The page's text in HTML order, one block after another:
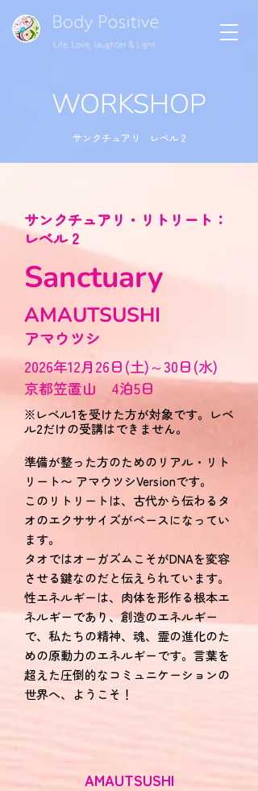
WORKSHOP
サンクチュアリ レベル 2
サンクチュアリ・リトリート：
レベル 2
Sanctuary
AMAUTSUSHI
アマウツシ
2026年12月26日(土)～30日(水)
京都笠置山 4泊5日
※レベル1を受けた方が対象です。レベ
ル2だけの受講はできません。
準備が整った方のためのリアル・リト
リート〜 アマウツシVersionです。
このリトリートは、古代から伝わるタ
オのエクササイズがベースになってい
ます。
タオではオーガズムこそがDNAを変容
させる鍵なのだと伝えられています。
性エネルギーは、肉体を形作る根本エ
ネルギーであり、創造のエネルギー
で、私たちの精神、魂、霊の進化のた
めの原動力のエネルギーです。​言葉を
超えた圧倒的なコミュニケーションの
世界へ、ようこそ！
AMAUTSUSHI